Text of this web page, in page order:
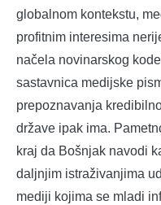
globalnom kontekstu,
profitnim interesima
načela novinarskog
sastavnica medijske
prepoznavanja
države ipak ima.
kraj da Bošnjak navodi
daljnjim istraživanjima
mediji kojima se mladi